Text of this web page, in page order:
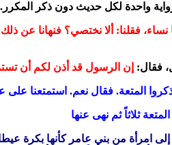
واحدة لكل حديث دون ذكر
فقلنا: ألا نختصي؟ فنهانا عن
إن الرسول قد أذن لكم أن
المتعة. فقال نعم. استمتعنا على
ثلاثاً ثم نهى عنها
إلى امرأة من بني عامر كأنها بكرة